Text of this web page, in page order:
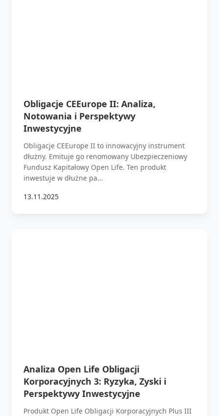
Obligacje CEEurope II: Analiza,
Notowania i Perspektywy
Inwestycyjne
Obligacje CEEurope II to innowacyjny instrument
dłużny. Emituje go renomowany Ubezpieczeniowy
Fundusz Kapitałowy Open Life. Ten produkt
inwestuje w dłużne pa...
13.11.2025
Analiza Open Life Obligacji
Korporacyjnych 3: Ryzyka, Zyski i
Perspektywy Inwestycyjne
Produkt Open Life Obligacji Korporacyjnych Plus III